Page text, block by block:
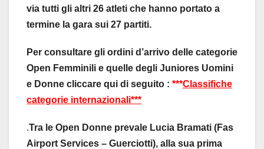
via tutti gli altri 26 atleti che hanno portato a
termine la gara sui 27 partiti.
Per consultare gli ordini d’arrivo delle categorie
Open Femminili e quelle degli Juniores Uomini
e Donne cliccare qui di seguito : ***Classifiche
categorie internazionali***
.Tra le Open Donne prevale Lucia Bramati (Fas
Airport Services – Guerciotti), alla sua prima